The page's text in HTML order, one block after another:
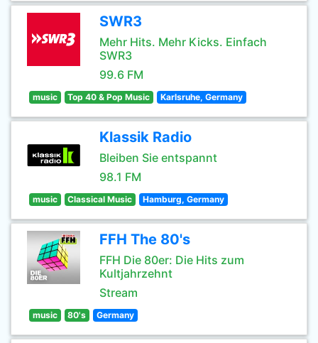
SWR3
Mehr Hits. Mehr Kicks. Einfach
SWR3
99.6 FM
music Top 40 & Pop Music Karlsruhe, Germany
Klassik Radio
Bleiben Sie entspannt
98.1 FM
music Classical Music Hamburg, Germany
FFH The 80's
FFH Die 80er: Die Hits zum
Kultjahrzehnt
Stream
music 80's Germany